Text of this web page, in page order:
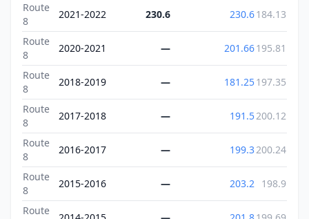
Route
8
2021-2022 230.6 230.6184.13
Route
8
2020-2021 — 201.66195.81
Route
8
2018-2019 — 181.25197.35
Route
8
2017-2018 — 191.5200.12
Route
8
2016-2017 — 199.3200.24
Route
8
2015-2016 — 203.2 198.9
Route